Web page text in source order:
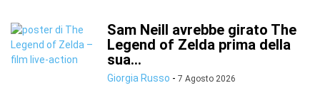
Sam Neill avrebbe girato The
Legend of Zelda prima della
sua...
Giorgia Russo - 7 Agosto 2026